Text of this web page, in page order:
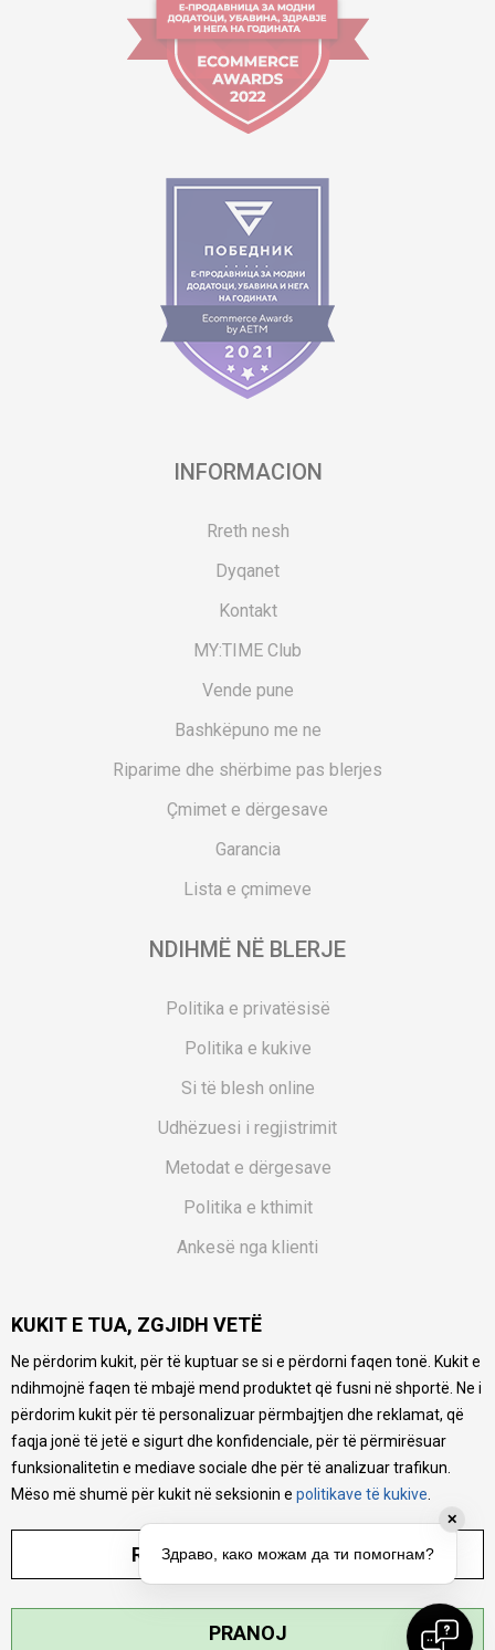
INFORMACION
Rreth nesh
Dyqanet
Kontakt
MY:TIME Club
Vende pune
Bashkëpuno me ne
Riparime dhe shërbime pas blerjes
Çmimet e dërgesave
Garancia
Lista e çmimeve
NDIHMË NË BLERJE
Politika e privatësisë
Politika e kukive
Si të blesh online
Udhëzuesi i regjistrimit
Metodat e dërgesave
Politika e kthimit
Ankesë nga klienti
Pyetjet më të shpeshta
Ne bëjmë çmos që të ofrojmë një përshkrim sa më të saktë
të produkteve tona, ofrojmë edhe foto e çmimin, por nuk
mund të garantojmë që informacioni është i plotë e pa
gabime. Të gjitha produktet janë pjesë e portfolios sonë, por
kjo nuk do të thotë se janë në gjendje në çdo çast.
, ZHVILLUAR NGANB SOFT
. TË GJITHA TË DREJTAT E
KUKIT E TUA, ZGJIDH VETË
Ne përdorim kukit, për të kuptuar se si e përdorni faqen tonë. Kukit e
ndihmojnë faqen të mbajë mend produktet që fusni në shportë. Ne i
përdorim kukit për të personalizuar përmbajtjen dhe reklamat, që
faqja jonë të jetë e sigurt dhe konfidenciale, për të përmirësuar
funksionalitetin e mediave sociale dhe për të analizuar trafikun.
Mëso më shumë për kukit në seksionin e politikave të kukive
RREGULLO PARAMETRAT
PRANOJ
✕
Здраво, како можам да ти помогнам?